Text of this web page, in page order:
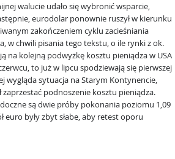
walucie udało się wybronić wsparcie,
eurodolar ponownie ruszył w kierunku
zakończeniem cyklu zacieśniania
w chwili pisania tego tekstu, o ile rynki z ok.
na kolejną podwyżkę kosztu pieniądza w USA
to już w lipcu spodziewają się pierwszej
wygląda sytuacja na Starym Kontynencie,
zaprzestać podnoszenie kosztu pieniądza.
są dwie próby pokonania poziomu 1,09
euro były zbyt słabe, aby retest oporu